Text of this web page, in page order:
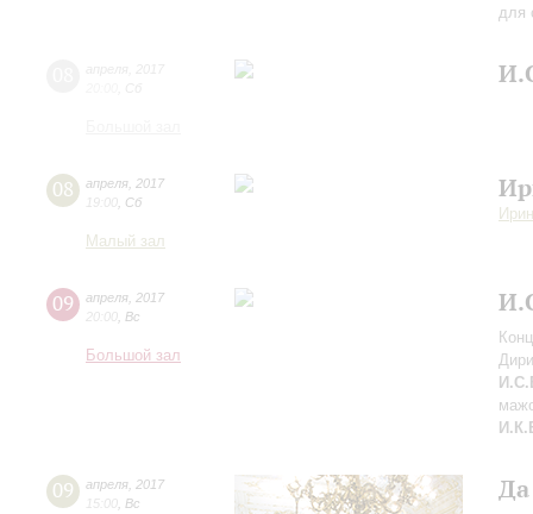
для
08 апреля 2017
19:00 Сб
Малый зал
09 апреля 2017
20:00 Вс
Большой зал
09 апреля 2017
15:00 Вс Да